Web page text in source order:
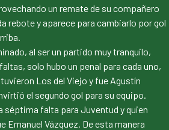
un remate de su compañero
rebote y aparece para cambiarlo por gol
al ser un partido muy tranquilo,
solo hubo un penal para cada uno,
Los del Viejo y fue Agustín
el segundo gol para su equipo.
séptima falta para Juventud y quien
Emanuel Vázquez. De esta manera